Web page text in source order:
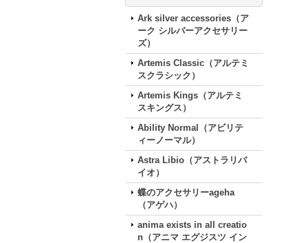
Ark silver accessories（ア
ーク シルバーアクセサリー
ズ）
Artemis Classic（アルテミ
スクラシック）
Artemis Kings（アルテミ
スキングス）
Ability Normal（アビリテ
ィーノーマル）
Astra Libio（アストラリバ
イオ）
蝶のアクセサリーageha
（アゲハ）
anima exists in all creatio
n（アニマ エグジスツ イン